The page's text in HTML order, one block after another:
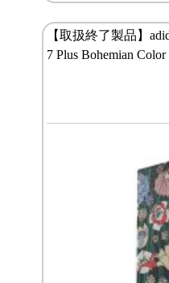
【取扱終了製品】
7 Plus Bohemian